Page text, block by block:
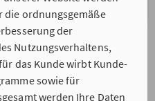
die ordnungsgemäße
der
Nutzungsverhaltens,
das Kunde wirbt Kunde-
sowie für
werden Ihre Daten
& WEITER